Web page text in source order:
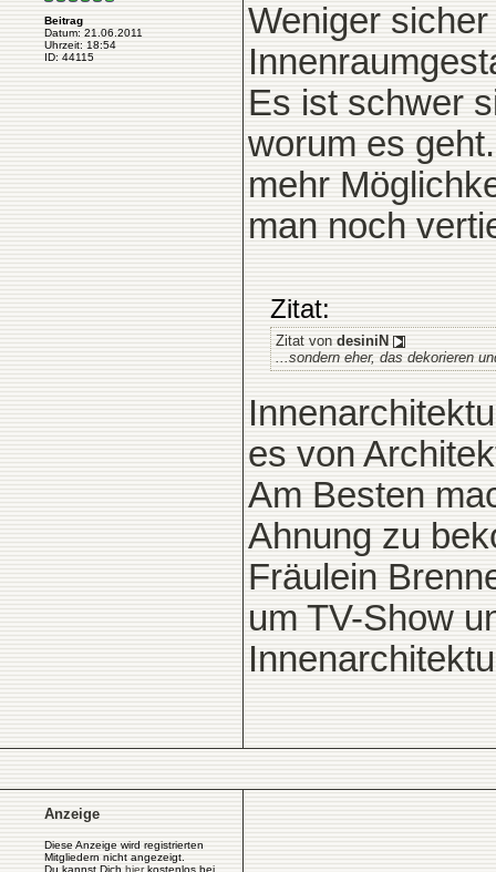
Beitrag
Datum: 21.06.2011
Uhrzeit: 18:54
ID: 44115
Weniger
Es ist schwer
worum es
mehr
man noch
Zitat:
Zitat von desiniN
...sondern eher, das dekorieren
es von
Am Besten
Ahnung zu
Fräulein
um TV-Show
Anzeige
Diese Anzeige wird registrierten
Mitgliedern nicht angezeigt.
Du kannst Dich hierkostenlos bei